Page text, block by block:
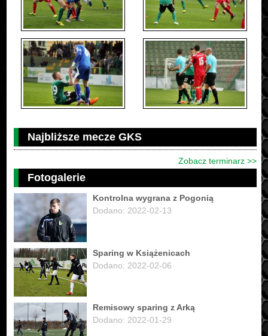
Najbliższe mecze GKS
Zobacz terminarz >>
Fotogalerie
Kontrolna wygrana z Pogonią
Dodano: 2022-02-13
Sparing w Książenicach
Dodano: 2022-02-06
Remisowy sparing z Arką
Dodano: 2022-01-29